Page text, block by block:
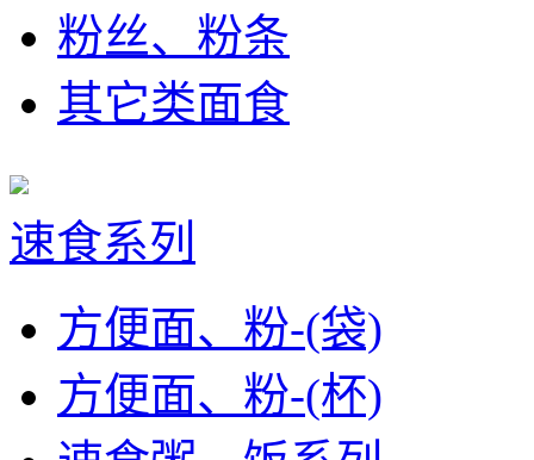
粉丝、粉条
其它类面食
速食系列
方便面、粉-(袋)
方便面、粉-(杯)